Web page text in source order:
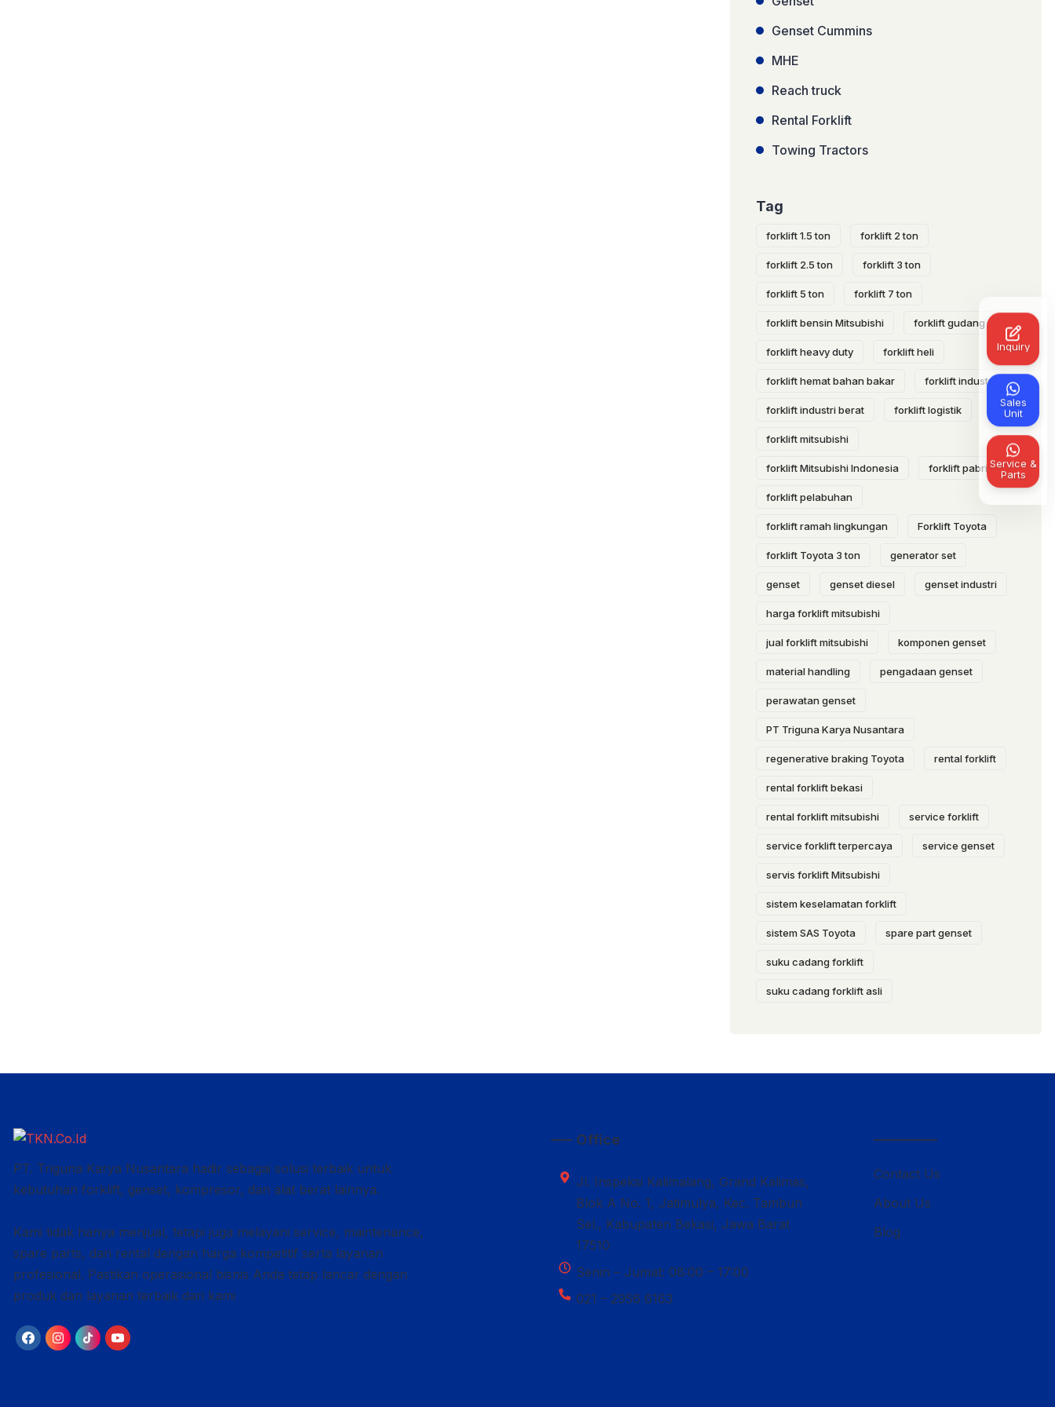
Genset Cummins
MHE
Reach truck
Rental Forklift
Towing Tractors
Tag
forklift 1.5 ton forklift 2 ton
forklift 2.5 ton forklift 3 ton
forklift 5 ton forklift 7 ton
forklift bensin Mitsubishi forklift gudang
forklift heavy duty forklift heli
forklift hemat bahan bakar forklift industri
forklift industri berat forklift logistik
forklift mitsubishi
forklift Mitsubishi Indonesia forklift pabrik
forklift pelabuhan
forklift ramah lingkungan Forklift Toyota
forklift Toyota 3 ton generator set
genset genset diesel genset industri
harga forklift mitsubishi
jual forklift mitsubishi komponen genset
material handling pengadaan genset
perawatan genset
PT Triguna Karya Nusantara
regenerative braking Toyota rental forklift
rental forklift bekasi
rental forklift mitsubishi service forklift
service forklift terpercaya service genset
servis forklift Mitsubishi
sistem keselamatan forklift
sistem SAS Toyota spare part genset
suku cadang forklift
suku cadang forklift asli
PT. Triguna Karya Nusantara hadir sebagai solusi terbaik untuk
kebutuhan forklift, genset, kompresor, dan alat berat lainnya.
Kami tidak hanya menjual, tetapi juga melayani service, maintenance,
spare parts, dan rental dengan harga kompetitif serta layanan
profesional. Pastikan operasional bisnis Anda tetap lancar dengan
produk dan layanan terbaik dari kami
—– Office
Jl. Inspeksi Kalimalang, Grand Kalimas,
Blok A No. 1, Jatimulya, Kec. Tambun
Sel., Kabupaten Bekasi, Jawa Barat
17510
Senin – Jumat: 08:00 – 17:00
021 – 2956 6163
————–
Contact Us
About Us
Blog
Inquiry
Sales
Unit
Service &
Parts